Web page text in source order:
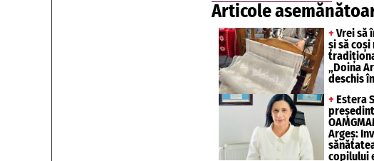
Articole
+ Vrei să
și să coși
„Doina
deschis
+ Estera
Argeș:
copilului